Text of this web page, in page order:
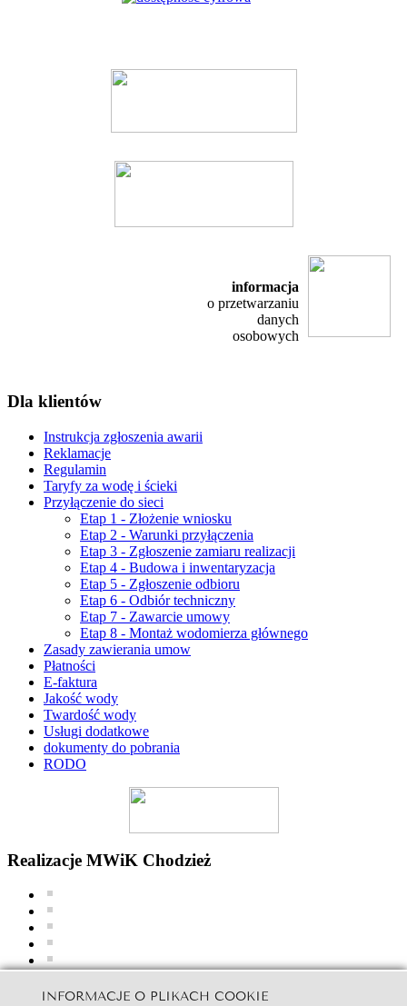
informacja
o przetwarzaniu
danych
osobowych
Dla klientów
Instrukcja zgłoszenia awarii
Reklamacje
Regulamin
Taryfy za wodę i ścieki
Przyłączenie do sieci
Etap 1 - Złożenie wniosku
Etap 2 - Warunki przyłączenia
Etap 3 - Zgłoszenie zamiaru realizacji
Etap 4 - Budowa i inwentaryzacja
Etap 5 - Zgłoszenie odbioru
Etap 6 - Odbiór techniczny
Etap 7 - Zawarcie umowy
Etap 8 - Montaż wodomierza głównego
Zasady zawierania umow
Płatności
E-faktura
Jakość wody
Twardość wody
Usługi dodatkowe
dokumenty do pobrania
RODO
Realizacje MWiK Chodzież
INFORMACJE O PLIKACH COOKIE